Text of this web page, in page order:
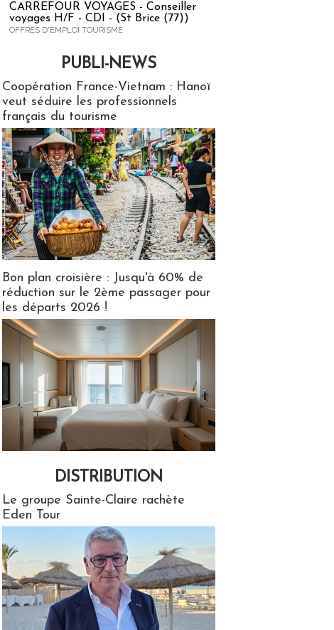
CARREFOUR VOYAGES - Conseiller
voyages H/F - CDI - (St Brice (77))
OFFRES D'EMPLOI TOURISME
PUBLI-NEWS
Coopération France-Vietnam : Hanoï
veut séduire les professionnels
français du tourisme
Bon plan croisière : Jusqu'à 60% de
réduction sur le 2ème passager pour
les départs 2026 !
DISTRIBUTION
Le groupe Sainte-Claire rachète
Eden Tour